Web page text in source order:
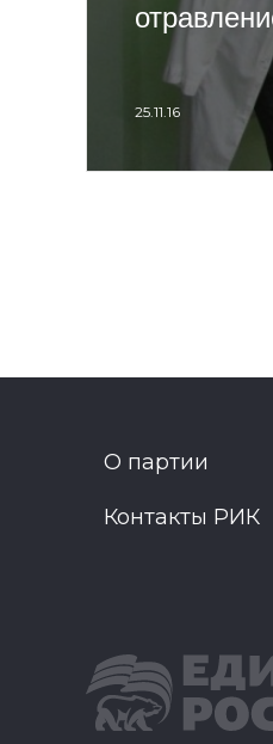
25.11.16
О партии
Контакты РИК